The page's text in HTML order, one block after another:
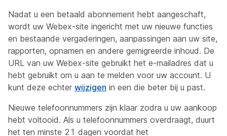
Nadat u een betaald abonnement hebt aangeschaft,
wordt uw Webex-site ingericht met uw nieuwe functies
en bestaande vergaderingen, aanpassingen aan uw site,
rapporten, opnamen en andere gemigreerde inhoud. De
URL van uw Webex-site gebruikt het e-mailadres dat u
hebt gebruikt om u aan te melden voor uw account. U
kunt deze echter wijzigen in een die beter bij u past.
Nieuwe telefoonnummers zijn klaar zodra u uw aankoop
hebt voltooid. Als u telefoonnummers overdraagt, duurt
het ten minste 21 dagen voordat het